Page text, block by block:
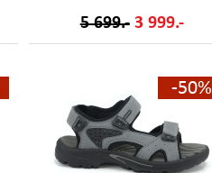
5 699.- 3 999.-
-50%